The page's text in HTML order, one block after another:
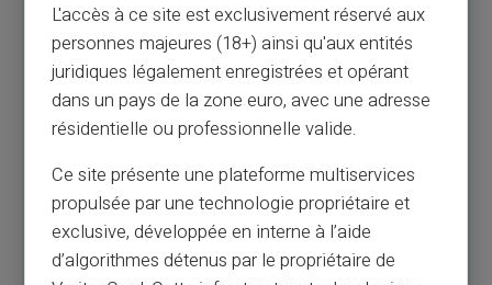
Ingen månedlige gebyrer
Gratis Øjeblikkelig pengeoverførsel (mellem Veritas-konti)
Gratis levering af kort
MyReserve (kun efter anmodning)
Yderligere fysisk kort 179.00€
Max. belastning/år 240,000€*
Maks. per tilbagetrækning ATM
L'accès à ce site est exclusivement réservé aux
personnes majeures (18+) ainsi qu'aux entités
juridiques légalement enregistrées et opérant
dans un pays de la zone euro, avec une adresse
résidentielle ou professionnelle valide.
Ce site présente une plateforme multiservices
propulsée par une technologie propriétaire et
exclusive, développée en interne à l’aide
d’algorithmes détenus par le propriétaire de